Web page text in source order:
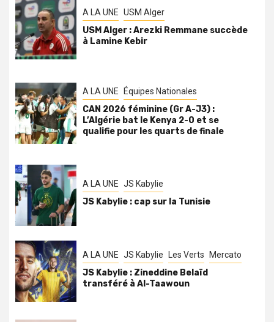
A LA UNE USM Alger
USM Alger : Arezki Remmane succède
à Lamine Kebir
A LA UNE Équipes Nationales
CAN 2026 féminine (Gr A-J3) :
L’Algérie bat le Kenya 2-0 et se
qualifie pour les quarts de finale
A LA UNE JS Kabylie
JS Kabylie : cap sur la Tunisie
A LA UNE JS Kabylie Les Verts Mercato
JS Kabylie : Zineddine Belaïd
transféré à Al-Taawoun